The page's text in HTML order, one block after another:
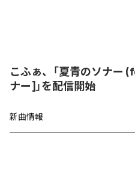
こふぁ、「夏青のソナー
ナー]」を配信開始
新曲情報